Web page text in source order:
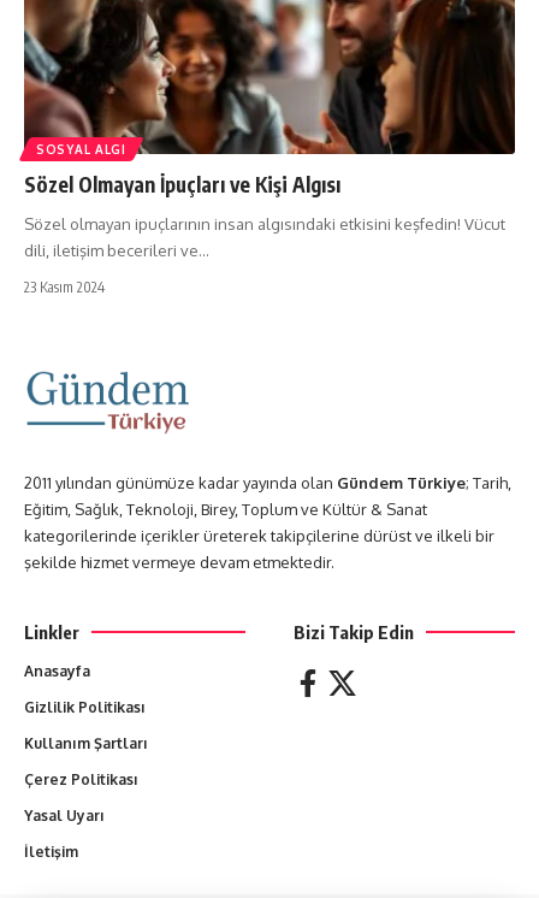
SOSYAL ALGI
Sözel Olmayan İpuçları ve Kişi Algısı
Sözel olmayan ipuçlarının insan algısındaki etkisini keşfedin! Vücut
dili, iletişim becerileri ve…
23 Kasım 2024
2011 yılından günümüze kadar yayında olan Gündem Türkiye; Tarih,
Eğitim, Sağlık, Teknoloji, Birey, Toplum ve Kültür & Sanat
kategorilerinde içerikler üreterek takipçilerine dürüst ve ilkeli bir
şekilde hizmet vermeye devam etmektedir.
Linkler
Anasayfa
Gizlilik Politikası
Kullanım Şartları
Çerez Politikası
Yasal Uyarı
İletişim
Bizi Takip Edin